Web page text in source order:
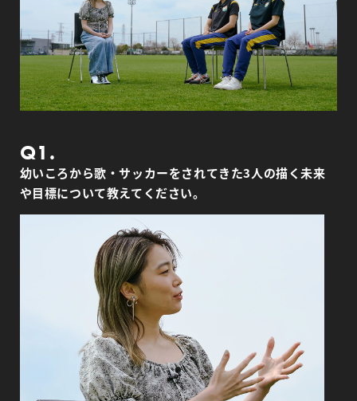
Q1.
幼いころから歌・サッカーをされてきた3人の描く未来
や目標について教えてください。